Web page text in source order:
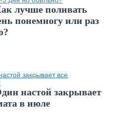
лучше поливать
понемногу или раз
настой закрывает
в июле